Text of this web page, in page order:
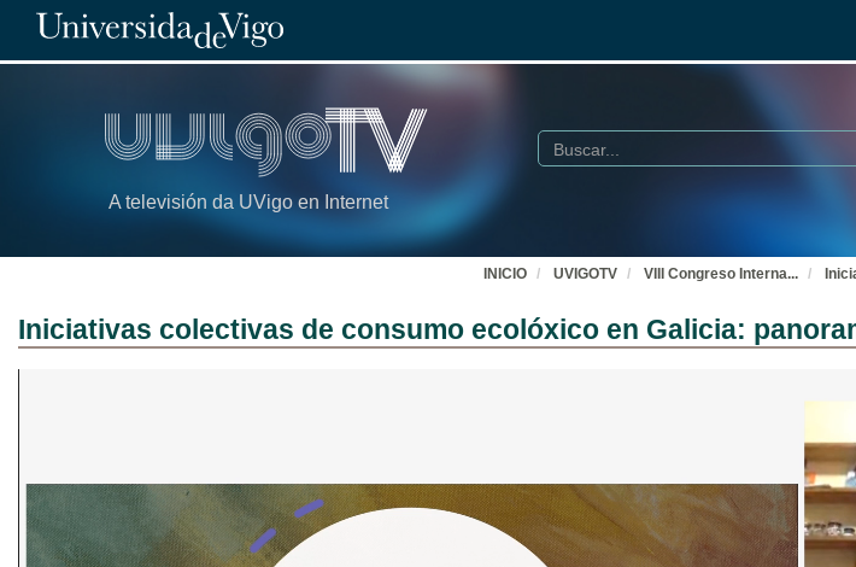
A televisión da UVigo en Internet
Buscar
INICIO UVIGOTV VIII Congreso Interna...
Iniciativas colectivas de consumo ecolóxico en Galicia: